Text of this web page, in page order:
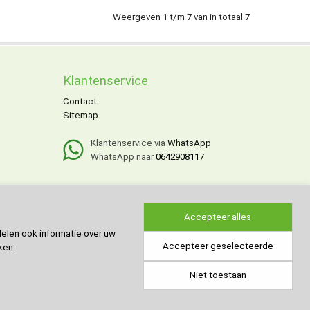
Weergeven 1 t/m 7 van in totaal 7
Klantenservice
Contact
Sitemap
Klantenservice via WhatsApp
WhatsApp naar0642908117
ook informatie over uw
Accepteer alles
Accepteer geselecteerde
Niet toestaan